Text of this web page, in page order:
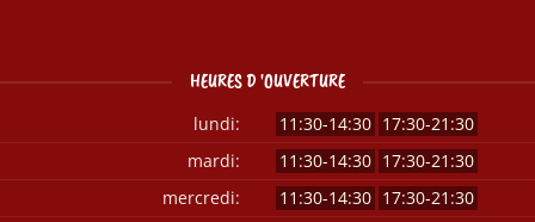
HEURES D 'OUVERTURE
lundi: 11:30-14:30 17:30-21:30
mardi:
11:30-14:30 17:30-21:30
mercredi:
11:30-14:30 17:30-21:30